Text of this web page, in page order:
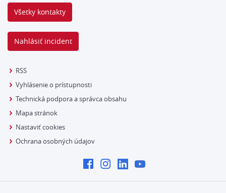
Všetky kontakty
Nahlásiť incident
RSS
Vyhlásenie o prístupnosti
Technická podpora a správca obsahu
Mapa stránok
Nastaviť cookies
Ochrana osobných údajov